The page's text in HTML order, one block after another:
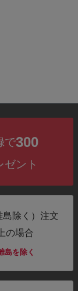
で300
ゼント
除く）注文
の場合
島を除く